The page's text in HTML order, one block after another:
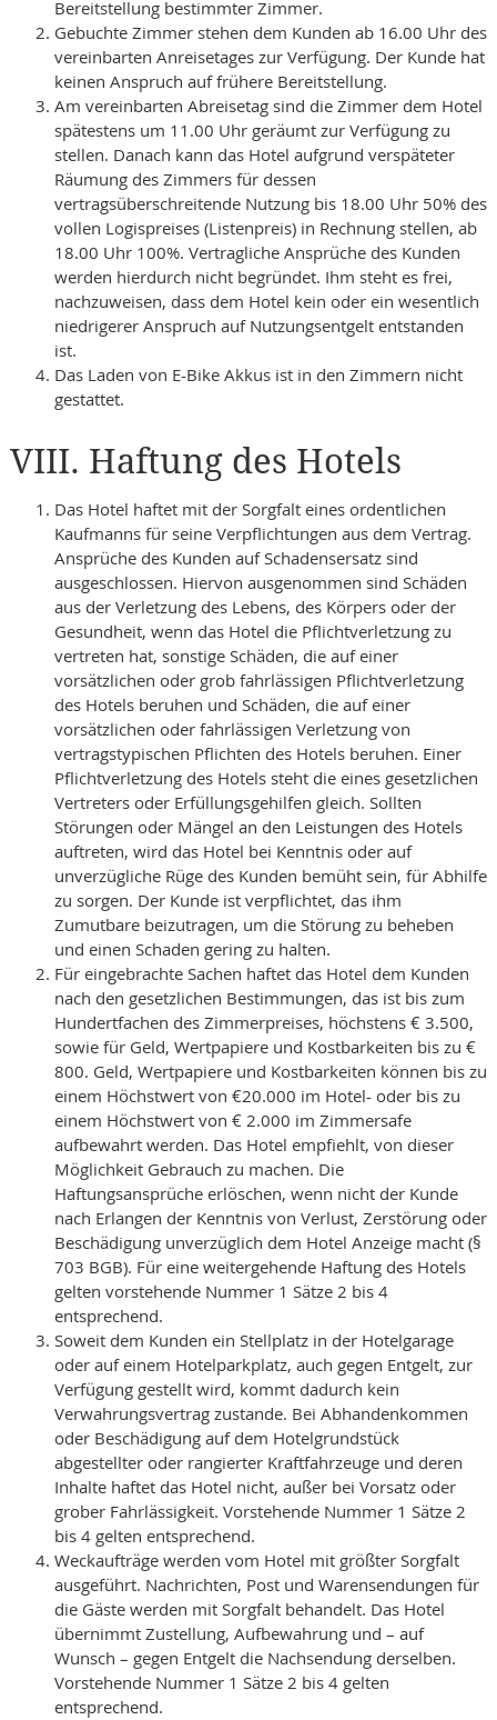
Bereitstellung bestimmter Zimmer.
Gebuchte Zimmer stehen dem Kunden ab 16.00 Uhr des
vereinbarten Anreisetages zur Verfügung. Der Kunde hat
keinen Anspruch auf frühere Bereitstellung.
Am vereinbarten Abreisetag sind die Zimmer dem Hotel
spätestens um 11.00 Uhr geräumt zur Verfügung zu
stellen. Danach kann das Hotel aufgrund verspäteter
Räumung des Zimmers für dessen
vertragsüberschreitende Nutzung bis 18.00 Uhr 50% des
vollen Logispreises (Listenpreis) in Rechnung stellen, ab
18.00 Uhr 100%. Vertragliche Ansprüche des Kunden
werden hierdurch nicht begründet. Ihm steht es frei,
nachzuweisen, dass dem Hotel kein oder ein wesentlich
niedrigerer Anspruch auf Nutzungsentgelt entstanden
ist.
Das Laden von E-Bike Akkus ist in den Zimmern nicht
gestattet.
VIII. Haftung des Hotels
Das Hotel haftet mit der Sorgfalt eines ordentlichen
Kaufmanns für seine Verpflichtungen aus dem Vertrag.
Ansprüche des Kunden auf Schadensersatz sind
ausgeschlossen. Hiervon ausgenommen sind Schäden
aus der Verletzung des Lebens, des Körpers oder der
Gesundheit, wenn das Hotel die Pflichtverletzung zu
vertreten hat, sonstige Schäden, die auf einer
vorsätzlichen oder grob fahrlässigen Pflichtverletzung
des Hotels beruhen und Schäden, die auf einer
vorsätzlichen oder fahrlässigen Verletzung von
vertragstypischen Pflichten des Hotels beruhen. Einer
Pflichtverletzung des Hotels steht die eines gesetzlichen
Vertreters oder Erfüllungsgehilfen gleich. Sollten
Störungen oder Mängel an den Leistungen des Hotels
auftreten, wird das Hotel bei Kenntnis oder auf
unverzügliche Rüge des Kunden bemüht sein, für Abhilfe
zu sorgen. Der Kunde ist verpflichtet, das ihm
Zumutbare beizutragen, um die Störung zu beheben
und einen Schaden gering zu halten.
Für eingebrachte Sachen haftet das Hotel dem Kunden
nach den gesetzlichen Bestimmungen, das ist bis zum
Hundertfachen des Zimmerpreises, höchstens € 3.500,
sowie für Geld, Wertpapiere und Kostbarkeiten bis zu €
800. Geld, Wertpapiere und Kostbarkeiten können bis zu
einem Höchstwert von €20.000 im Hotel- oder bis zu
einem Höchstwert von € 2.000 im Zimmersafe
aufbewahrt werden. Das Hotel empfiehlt, von dieser
Möglichkeit Gebrauch zu machen. Die
Haftungsansprüche erlöschen, wenn nicht der Kunde
nach Erlangen der Kenntnis von Verlust, Zerstörung oder
Beschädigung unverzüglich dem Hotel Anzeige macht (§
703 BGB). Für eine weitergehende Haftung des Hotels
gelten vorstehende Nummer 1 Sätze 2 bis 4
entsprechend.
Soweit dem Kunden ein Stellplatz in der Hotelgarage
oder auf einem Hotelparkplatz, auch gegen Entgelt, zur
Verfügung gestellt wird, kommt dadurch kein
Verwahrungsvertrag zustande. Bei Abhandenkommen
oder Beschädigung auf dem Hotelgrundstück
abgestellter oder rangierter Kraftfahrzeuge und deren
Inhalte haftet das Hotel nicht, außer bei Vorsatz oder
grober Fahrlässigkeit. Vorstehende Nummer 1 Sätze 2
bis 4 gelten entsprechend.
Weckaufträge werden vom Hotel mit größter Sorgfalt
ausgeführt. Nachrichten, Post und Warensendungen für
die Gäste werden mit Sorgfalt behandelt. Das Hotel
übernimmt Zustellung, Aufbewahrung und – auf
Wunsch – gegen Entgelt die Nachsendung derselben.
Vorstehende Nummer 1 Sätze 2 bis 4 gelten
entsprechend.